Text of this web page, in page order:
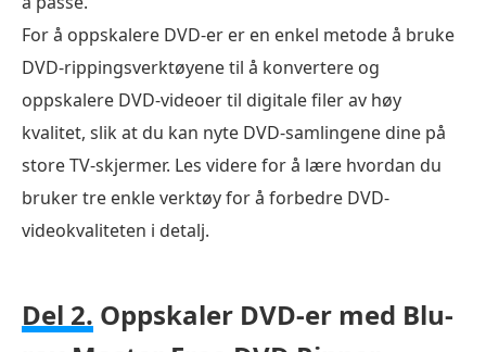
For å oppskalere DVD-er er en enkel metode å bruke
DVD-rippingsverktøyene til å konvertere og
oppskalere DVD-videoer til digitale filer av høy
kvalitet, slik at du kan nyte DVD-samlingene dine på
store TV-skjermer. Les videre for å lære hvordan du
bruker tre enkle verktøy for å forbedre DVD-
videokvaliteten i detalj.
Del 2. Oppskaler DVD-er med Blu-